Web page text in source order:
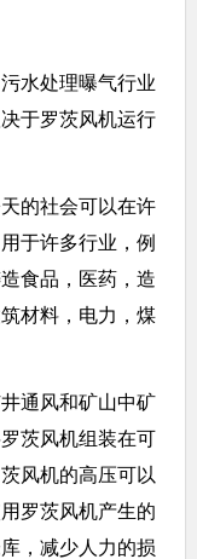
水处理曝气行业
于罗茨风机运行
的社会可以在许
于许多行业，例
食品，医药，造
材料，电力，煤
通风和矿山中矿
茨风机组装在可
风机的高压可以
罗茨风机产生的
，减少人力的损